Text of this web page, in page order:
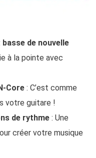
de nouvelle
à la pointe avec
Core : C’est comme
votre guitare !
de rythme : Une
créer votre musique